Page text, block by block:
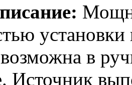
возможна в
Источник